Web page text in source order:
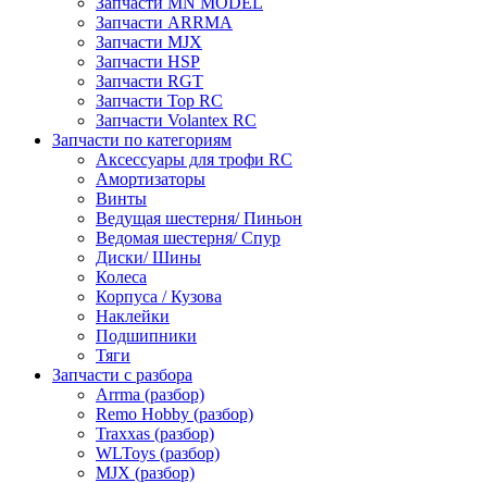
Запчасти ARRMA
Запчасти MJX
Запчасти HSP
Запчасти RGT
Запчасти Top RC
Запчасти Volantex RC
Запчасти по категориям
Аксессуары для трофи RC
Амортизаторы
Винты
Ведущая шестерня/ Пиньон
Ведомая шестерня/ Спур
Диски/ Шины
Колеса
Корпуса / Кузова
Наклейки
Подшипники
Тяги
Запчасти с разбора
Arrma (разбор)
Remo Hobby (разбор)
Traxxas (разбор)
WLToys (разбор)
MJX (разбор)